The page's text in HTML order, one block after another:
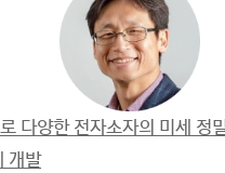
다양한 전자소자의 미세 정
개발